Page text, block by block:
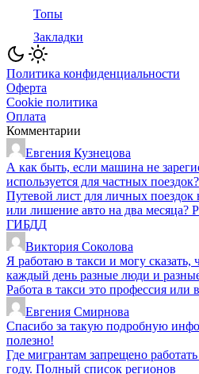
Топы
Закладки
Политика конфиденциальности
Оферта
Cookie политика
Оплата
Комментарии
Евгения Кузнецова
А как быть, если машина не
используется для частных поездок?
Путевой лист для личных поездок
или лишение авто на два месяца?
ГИБДД
Виктория Соколова
Я работаю в такси и могу сказать,
каждый день разные люди и
Работа в такси это профессия
Евгения Смирнова
Спасибо за такую подробную
полезно!
Где мигрантам запрещено
году. Полный список регионов